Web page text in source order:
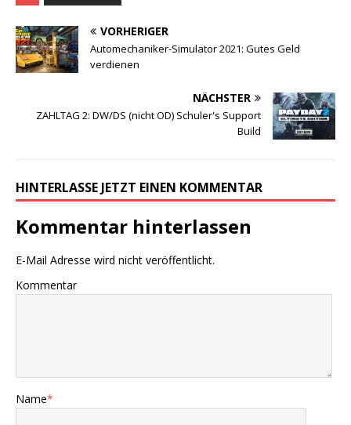
VORHERIGER
Automechaniker-Simulator 2021: Gutes Geld
verdienen
NÄCHSTER
ZAHLTAG 2: DW/DS (nicht OD) Schuler's Support
Build
HINTERLASSE JETZT EINEN KOMMENTAR
Kommentar hinterlassen
E-Mail Adresse wird nicht veröffentlicht.
Kommentar
Name*